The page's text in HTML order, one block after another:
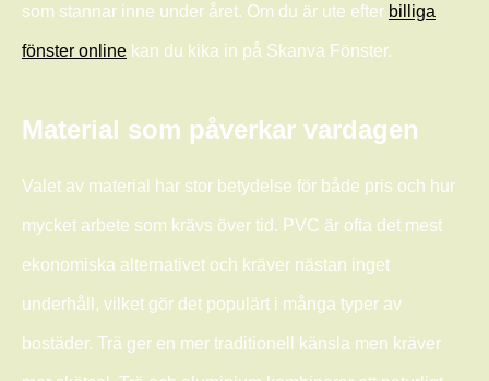
som stannar inne under året. Om du är ute efter billiga
fönster online kan du kika in på Skanva Fönster.
Material som påverkar vardagen
Valet av material har stor betydelse för både pris och hur
mycket arbete som krävs över tid. PVC är ofta det mest
ekonomiska alternativet och kräver nästan inget
underhåll, vilket gör det populärt i många typer av
bostäder. Trä ger en mer traditionell känsla men kräver